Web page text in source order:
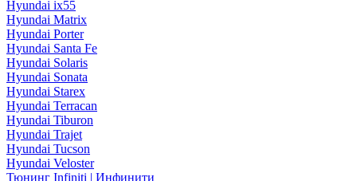
Hyundai ix55
Hyundai Matrix
Hyundai Porter
Hyundai Santa Fe
Hyundai Solaris
Hyundai Sonata
Hyundai Starex
Hyundai Terracan
Hyundai Tiburon
Hyundai Trajet
Hyundai Tucson
Hyundai Veloster
Тюнинг Infiniti | Инфинити